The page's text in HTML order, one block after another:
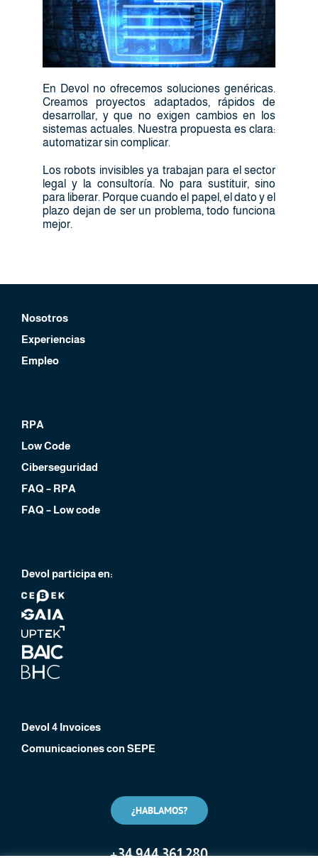
En Devol no ofrecemos soluciones genéricas.
Creamos proyectos adaptados, rápidos de
desarrollar, y que no exigen cambios en los
sistemas actuales. Nuestra propuesta es clara:
automatizar sin complicar.
Los robots invisibles ya trabajan para el sector
legal y la consultoría. No para sustituir, sino
para liberar. Porque cuando el papel, el dato y el
plazo dejan de ser un problema, todo funciona
mejor.
Nosotros
Experiencias
Empleo
RPA
Low Code
Ciberseguridad
FAQ – RPA
FAQ – Low code
Devol participa en:
Devol 4 Invoices
Comunicaciones con SEPE
¿HABLAMOS?
+34 944 361 280